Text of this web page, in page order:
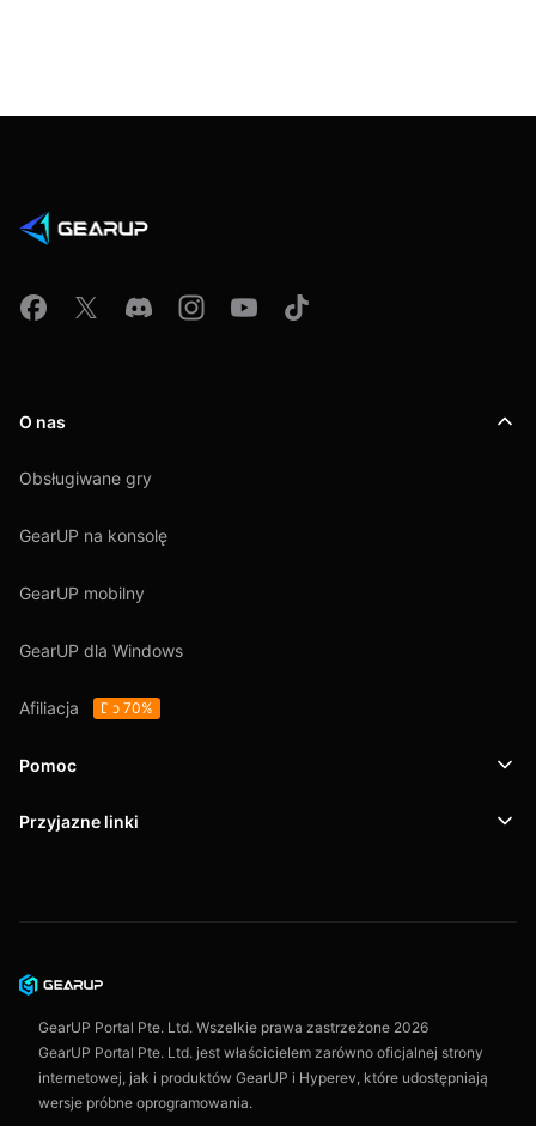
O nas
Obsługiwane gry
GearUP na konsolę
GearUP mobilny
GearUP dla Windows
Afiliacja Do 70%
Pomoc
Wsparcie
Umowa użytkownika
Przyjazne linki
GearUP Portal Pte. Ltd. Wszelkie prawa zastrzeżone 2026
GearUP Portal Pte. Ltd. jest właścicielem zarówno oficjalnej strony
internetowej, jak i produktów GearUP i Hyperev, które udostępniają
wersje próbne oprogramowania.